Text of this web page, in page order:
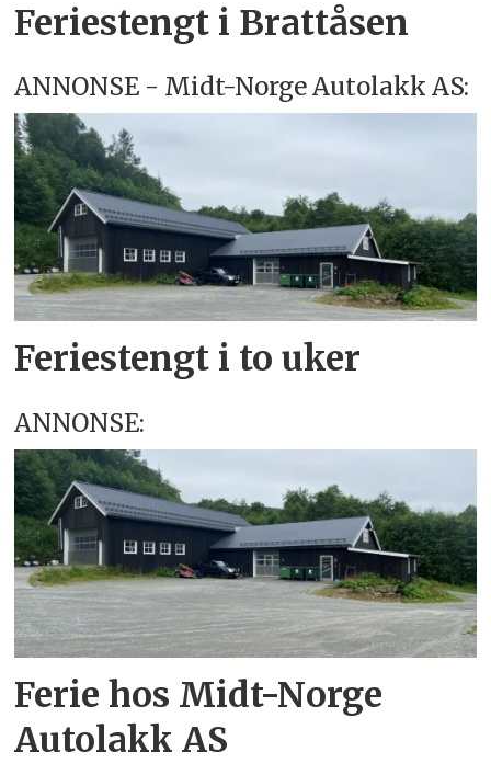
Feriestengt i Brattåsen
ANNONSE - Midt-Norge Autolakk AS:
Feriestengt i to uker
ANNONSE:
Ferie hos Midt-Norge
Autolakk AS